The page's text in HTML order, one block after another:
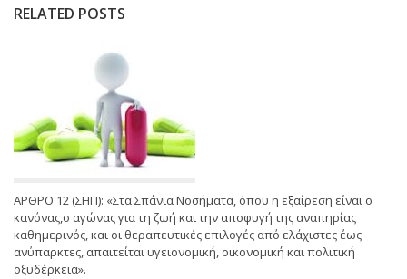
RELATED POSTS
ΑΡΘΡΟ 12 (ΣΗΠ): «Στα Σπάνια Νοσήματα, όπου η εξαίρεση είναι ο
κανόνας,ο αγώνας για τη ζωή και την αποφυγή της αναπηρίας
καθημερινός, και οι θεραπευτικές επιλογές από ελάχιστες έως
ανύπαρκτες, απαιτείται υγειονομική, οικονομική και πολιτική
οξυδέρκεια».